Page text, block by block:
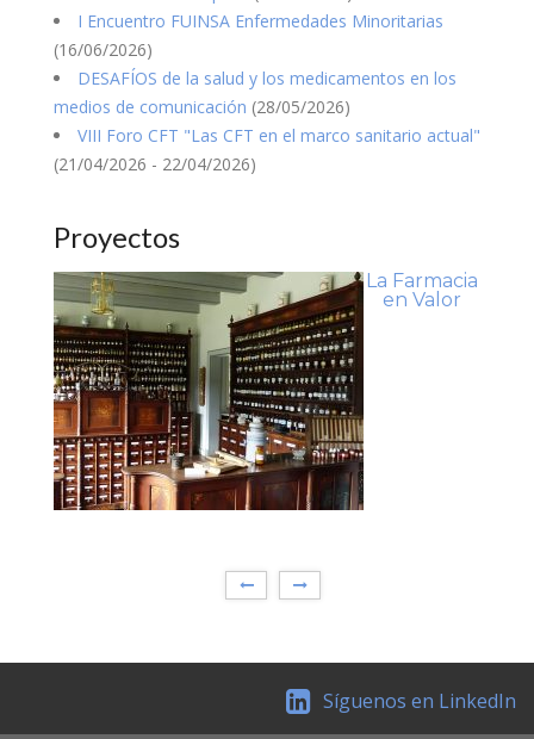
I Encuentro FUINSA Enfermedades Minoritarias
(16/06/2026)
DESAFÍOS de la salud y los medicamentos en los
medios de comunicación (28/05/2026)
VIII Foro CFT "Las CFT en el marco sanitario actual"
(21/04/2026 - 22/04/2026)
Proyectos
La Farmacia
en Valor
Síguenos en LinkedIn